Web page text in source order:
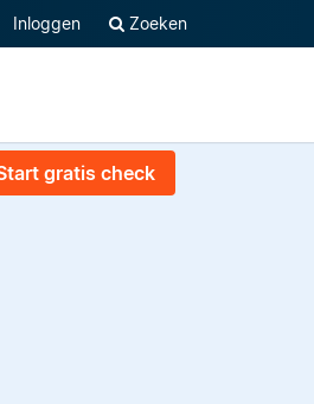
Inloggen Zoeken
gratis check